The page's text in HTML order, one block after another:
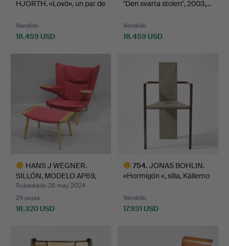
HJORTH. «Lovö», un par de
Vendido
18.459 USD
"Den svarta stolen", 2003,…
Vendido
18.459 USD
seleccionado
HANS J WEGNER.
SILLÓN, MODELO AP69,
«NEW P…
Subastado 26 may 2024
24 pujas
18.320 USD
754. JONAS BOHLIN.
«Hormigón «, silla, Källemo
Vendido
17.931 USD